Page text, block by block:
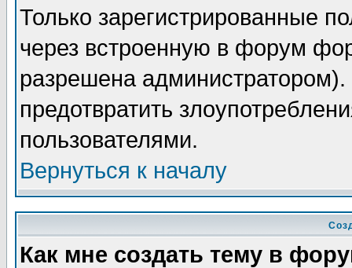
Только зарегистрированные
через встроенную в форум
разрешена
предотвратить
пользователями.
Вернуться к началу
Как мне создать тему в